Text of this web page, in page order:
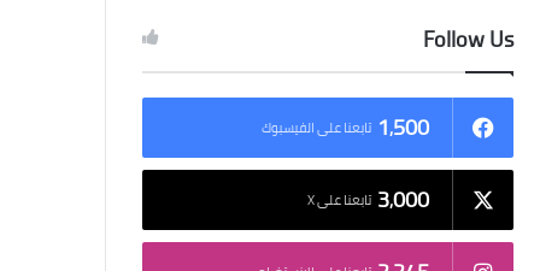
Follow Us
1٬500 تابعنا على الفيسبوك
3٬000 تابعنا على X